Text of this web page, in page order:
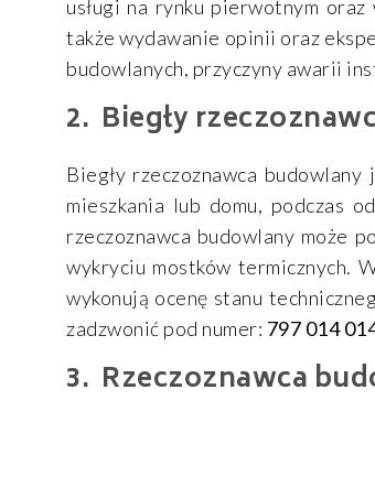
usługi na rynku pierwotnym
także wydawanie opinii oraz
budowlanych, przyczyny awarii
Biegły
Biegły rzeczoznawca
mieszkania lub domu, podczas
rzeczoznawca budowlany może
wykryciu mostków termicznych.
wykonują ocenę stanu
zadzwonić pod numer: 797 014
Rzeczoznawca